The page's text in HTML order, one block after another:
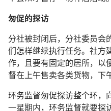
匆促的探访
分社被封闭后，分社委员会
们怎样继续执行任务。社方
作，且要有固定的居所，以
督在上午售卖各类货物，下
环务监督匆促探访整个环，
一星期内，环务监督就要探